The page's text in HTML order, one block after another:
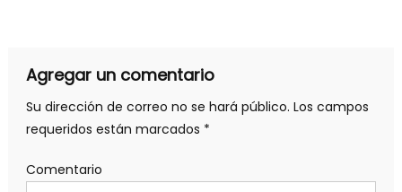
Agregar un comentario
Su dirección de correo no se hará público. Los campos
requeridos están marcados *
Comentario